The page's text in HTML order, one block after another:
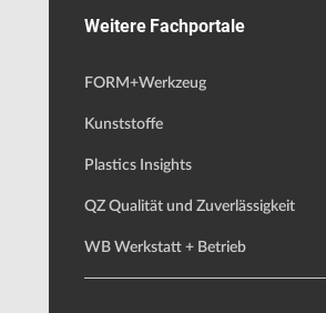
Weitere Fachportale
FORM+Werkzeug
Kunststoffe
Plastics Insights
QZ Qualität und Zuverlässigkeit
WB Werkstatt + Betrieb